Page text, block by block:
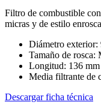
Filtro de combustible
micras y de estilo
Diámetro exterior:
Tamaño de rosca:
Longitud: 136
Media filtrante de
Descargar ficha técnica